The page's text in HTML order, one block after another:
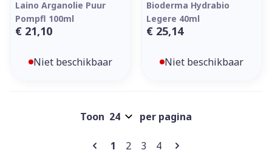
Laino Arganolie Puur
Pompfl 100ml
€ 21,10
Niet beschikbaar
Bioderma Hydrabio
Legere 40ml
€ 25,14
Niet beschikbaar
Pagina's
U lees momenteel pagina
1 Pagina
2 Pagina
3 Pagina
4
Toon per pagina